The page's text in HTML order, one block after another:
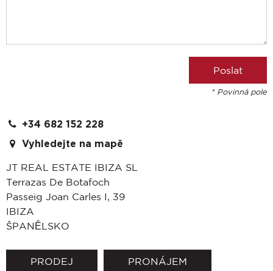
* Povinná pole
+34 682 152 228
Vyhledejte na mapě
JT REAL ESTATE IBIZA SL
Terrazas De Botafoch
Passeig Joan Carles I, 39
IBIZA
ŠPANĚLSKO
PRODEJ PRONÁJEM